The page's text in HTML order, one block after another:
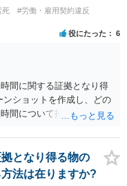
死
#労働・雇用契約違反
役にたった 6
間に関する証拠となり得
ンショットを作成し、どの
間について推定できるか
となり得る物の
法は在りますか?